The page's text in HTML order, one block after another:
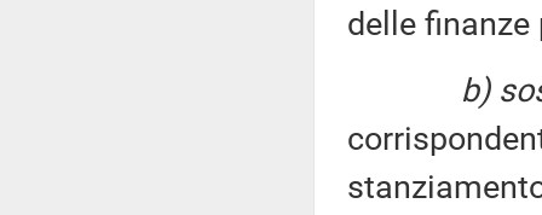
delle finanze
b)